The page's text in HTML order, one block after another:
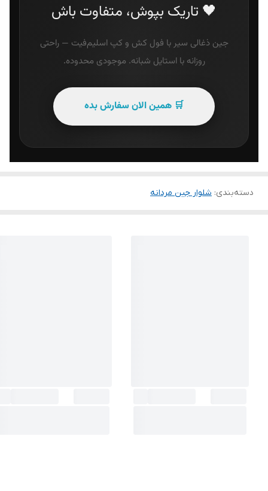
🖤 تاریک بپوش، متفاوت باش
جین ذغالی سیر با فول کش و کپ اسلیم‌فیت — راحتی
روزانه با استایل شبانه. موجودی محدوده.
🛒 همین الان سفارش بده
دسته‌بندی: شلوار جین مردانه